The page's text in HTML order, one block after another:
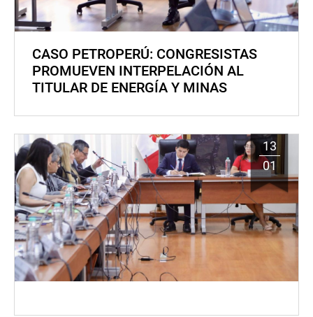
CASO PETROPERÚ: CONGRESISTAS
PROMUEVEN INTERPELACIÓN AL
TITULAR DE ENERGÍA Y MINAS
13
01